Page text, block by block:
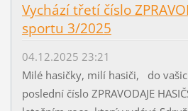
Vychází třetí číslo
sportu 3/2025
04.12.2025 23:21
Milé hasičky, milí hasiči, do
poslední číslo ZPRAVODAJE